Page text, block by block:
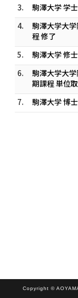
3.
駒澤大学 学
4.
駒澤大学大
程 修了
5.
駒澤大学 修
6.
駒澤大学大
期課程 単位
7.
駒澤大学 博
Copyright ©